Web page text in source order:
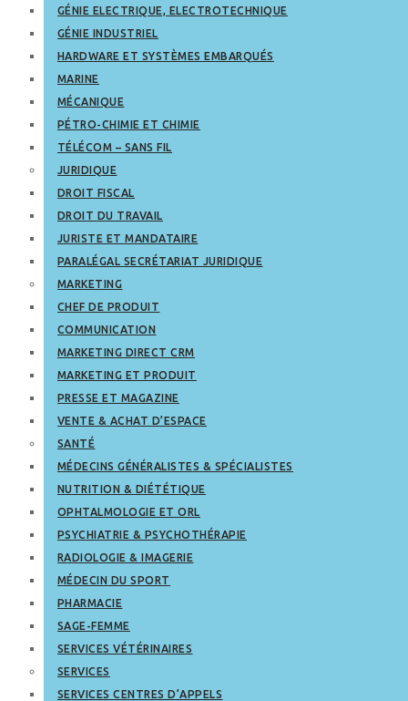
GÉNIE ELECTRIQUE, ELECTROTECHNIQUE
GÉNIE INDUSTRIEL
HARDWARE ET SYSTÈMES EMBARQUÉS
MARINE
MÉCANIQUE
PÉTRO-CHIMIE ET CHIMIE
TÉLÉCOM – SANS FIL
JURIDIQUE
DROIT FISCAL
DROIT DU TRAVAIL
JURISTE ET MANDATAIRE
PARALÉGAL SECRÉTARIAT JURIDIQUE
MARKETING
CHEF DE PRODUIT
COMMUNICATION
MARKETING DIRECT CRM
MARKETING ET PRODUIT
PRESSE ET MAGAZINE
VENTE & ACHAT D’ESPACE
SANTÉ
MÉDECINS GÉNÉRALISTES & SPÉCIALISTES
NUTRITION & DIÉTÉTIQUE
OPHTALMOLOGIE ET ORL
PSYCHIATRIE & PSYCHOTHÉRAPIE
RADIOLOGIE & IMAGERIE
MÉDECIN DU SPORT
PHARMACIE
SAGE-FEMME
SERVICES VÉTÉRINAIRES
SERVICES
SERVICES CENTRES D’APPELS